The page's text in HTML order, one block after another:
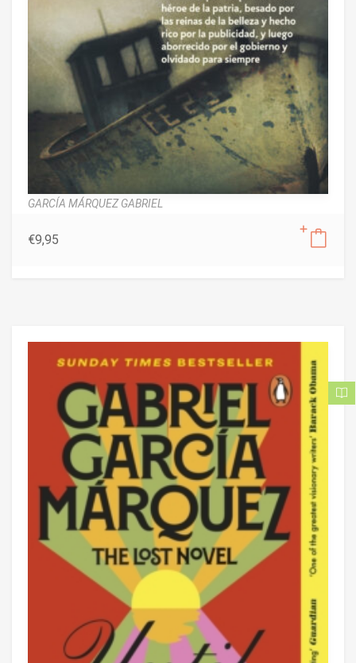
GARCÍA MÁRQUEZ GABRIEL
€9,95